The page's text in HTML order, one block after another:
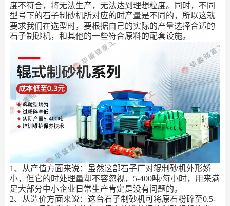
度不符合，将无法生产，无法达到理想粒度。同时，不同
型号下的石子制砂机所对应的时产量是不同的，所以这就
要求我们在选型时，要根据自己的实际的产量选择合适的
石子制砂机，和其他的一些符合原料的配套设施。
1、从产值方面来说：虽然这部石子厂对辊制砂机外形娇
小，但它的时处理量却不容忽视，5-400吨/每小时，用来满
足大部分中小企业日常生产肯定是没有问题的。
2、从造价方面来说：这台石子制砂机可将原石粉碎至0.5-